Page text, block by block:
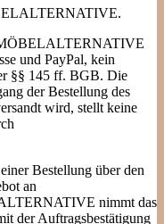
und PayPal, kein
§§ 145 ff. BGB. Die
der Bestellung des
wird, stellt keine
Bestellung über den
an
nimmt das
der Auftragsbestätigung